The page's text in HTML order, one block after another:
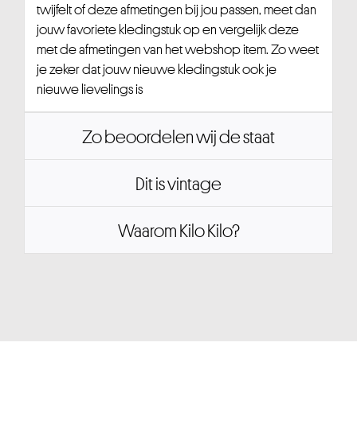
twijfelt of deze afmetingen bij jou passen, meet dan
jouw favoriete kledingstuk op en vergelijk deze
met de afmetingen van het webshop item. Zo weet
je zeker dat jouw nieuwe kledingstuk ook je
nieuwe lievelings is
Zo beoordelen wij de staat
Dit is vintage
Waarom Kilo Kilo?